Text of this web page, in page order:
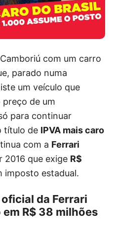
com um carro
parado numa
um veículo que
preço de um
para continuar
título de IPVA mais caro
com a Ferrari
2016 que exige R$
imposto estadual.
da Ferrari
R$ 38 milhões